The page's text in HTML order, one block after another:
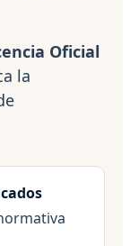
Oficial
la